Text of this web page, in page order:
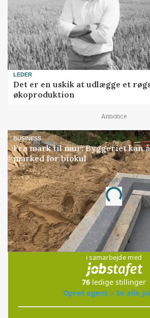
LEDER
Det er en uskik at udlægge et
økoproduktion
Annonce
BUSINESS
Fra mark til mur: Byggeriet kan
marked for biokul
Annonce
Loading...
Jobs
i samarbejde med
76 ledige stillinger
Opret agent
Se alle